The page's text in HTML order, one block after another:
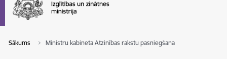
Sākums Ministru kabineta Atzinības rakstu pasniegšana